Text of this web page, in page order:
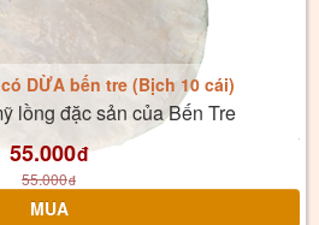
DỪA bến tre (Bịch 10 cái)
lồng đặc sản của Bến Tre
55.000đ
55.000đ